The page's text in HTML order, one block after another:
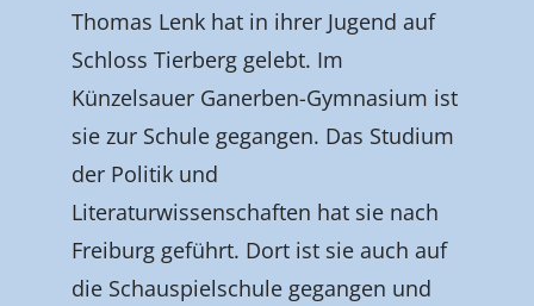
Thomas Lenk hat in ihrer Jugend auf
Schloss Tierberg gelebt. Im
Künzelsauer Ganerben-Gymnasium ist
sie zur Schule gegangen. Das Studium
der Politik und
Literaturwissenschaften hat sie nach
Freiburg geführt. Dort ist sie auch auf
die Schauspielschule gegangen und